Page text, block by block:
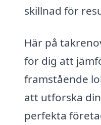
skillnad för
Här på
för dig att
framstående
att utforska
perfekta